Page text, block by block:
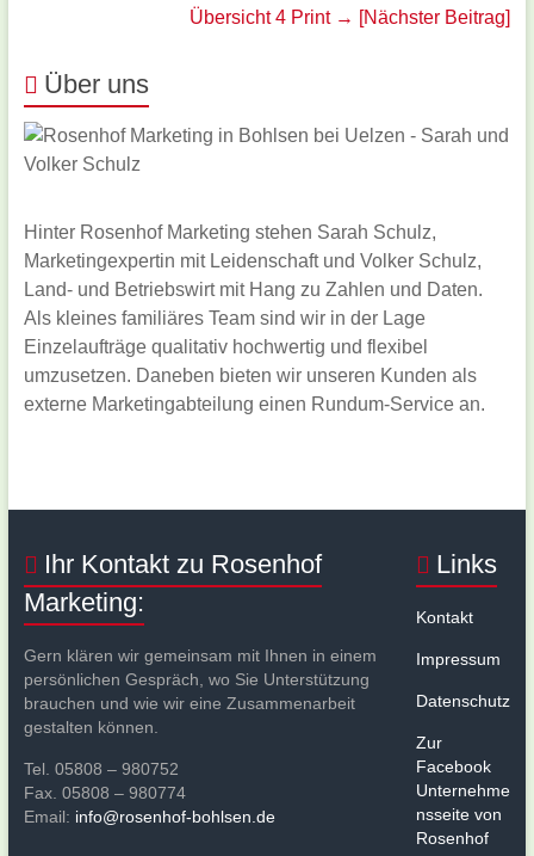
Übersicht 4 Print → [Nächster Beitrag]
Über uns
Hinter Rosenhof Marketing stehen Sarah Schulz,
Marketingexpertin mit Leidenschaft und Volker Schulz,
Land- und Betriebswirt mit Hang zu Zahlen und Daten.
Als kleines familiäres Team sind wir in der Lage
Einzelaufträge qualitativ hochwertig und flexibel
umzusetzen. Daneben bieten wir unseren Kunden als
externe Marketingabteilung einen Rundum-Service an.
Ihr Kontakt zu Rosenhof
Marketing:
Gern klären wir gemeinsam mit Ihnen in einem
persönlichen Gespräch, wo Sie Unterstützung
brauchen und wie wir eine Zusammenarbeit
gestalten können.
Tel. 05808 – 980752
Fax. 05808 – 980774
Email: info@rosenhof-bohlsen.de
Links
Kontakt
Impressum
Datenschutz
Zur
Facebook
Unternehme
nsseite von
Rosenhof